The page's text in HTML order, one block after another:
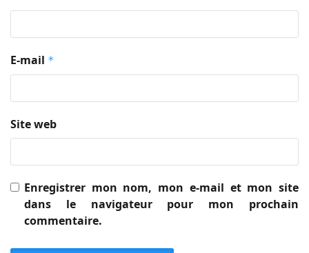
E-mail *
Site web
Enregistrer mon nom, mon e-mail et mon site
dans le navigateur pour mon prochain
commentaire.